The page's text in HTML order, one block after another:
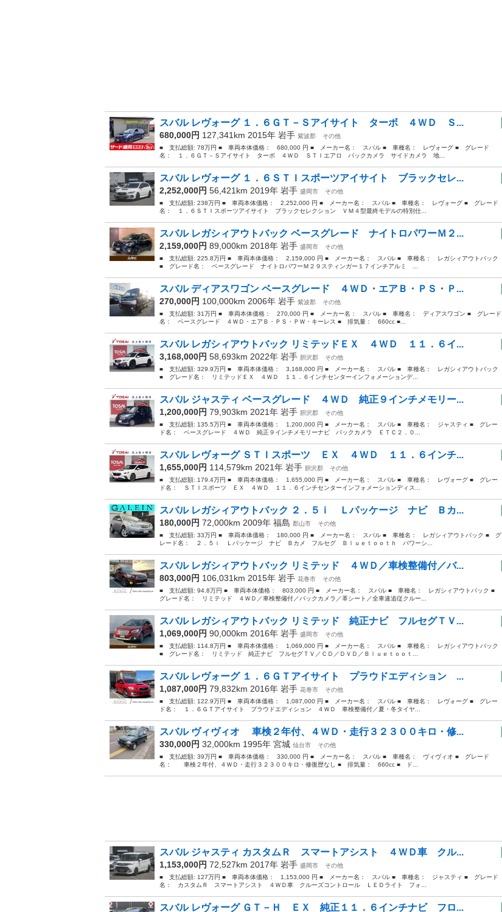
スバル レヴォーグ １．６ＧＴ－Ｓアイサイト ターボ ４ＷＤ Ｓ...
680,000円 127,341km 2015年 岩手 紫波郡
その他
■ 支払総額: 78万円 ■ 車両本体価格： 680,000 円 ■ メーカー名： スバル ■ 車種名： レヴォーグ ■ グレード
名： １．６ＧＴ－Ｓアイサイト ターボ ４ＷＤ ＳＴＩエアロ バックカメラ サイドカメラ 地...
スバル レヴォーグ １．６ＳＴＩスポーツアイサイト ブラックセレ...
2,252,000円 56,421km 2019年 岩手 盛岡市
その他
■ 支払総額: 238万円 ■ 車両本体価格： 2,252,000 円 ■ メーカー名： スバル ■ 車種名： レヴォーグ ■ グレード
名： １．６ＳＴＩスポーツアイサイト ブラックセレクション ＶＭ４型最終モデルの特別仕...
スバル レガシィアウトバック ベースグレード ナイトロパワーＭ２...
2,159,000円 89,000km 2018年 岩手 盛岡市
その他
■ 支払総額: 225.8万円 ■ 車両本体価格： 2,159,000 円 ■ メーカー名： スバル ■ 車種名： レガシィアウトバック
■ グレード名： ベースグレード ナイトロパワーＭ２９スティンガー１７インチアルミ ...
スバル ディアスワゴン ベースグレード ４ＷＤ・エアＢ・ＰＳ・Ｐ...
270,000円 100,000km 2006年 岩手 紫波郡
その他
■ 支払総額: 31万円 ■ 車両本体価格： 270,000 円 ■ メーカー名： スバル ■ 車種名： ディアスワゴン ■ グレード
名： ベースグレード ４ＷＤ・エアＢ・ＰＳ・ＰＷ・キーレス ■ 排気量： 660cc ■...
スバル レガシィアウトバック リミテッドＥＸ ４ＷＤ １１．６イ...
3,168,000円 58,693km 2022年 岩手 胆沢郡
その他
■ 支払総額: 329.9万円 ■ 車両本体価格： 3,168,000 円 ■ メーカー名： スバル ■ 車種名： レガシィアウトバック
■ グレード名： リミテッドＥＸ ４ＷＤ １１．６インチセンターインフォメーションデ...
スバル ジャスティ ベースグレード ４ＷＤ 純正９インチメモリー...
1,200,000円 79,903km 2021年 岩手 胆沢郡
その他
■ 支払総額: 135.5万円 ■ 車両本体価格： 1,200,000 円 ■ メーカー名： スバル ■ 車種名： ジャスティ ■ グレー
ド名： ベースグレード ４ＷＤ 純正９インチメモリーナビ バックカメラ ＥＴＣ２．０...
スバル レヴォーグ ＳＴＩスポーツ ＥＸ ４ＷＤ １１．６インチ...
1,655,000円 114,579km 2021年 岩手 胆沢郡
その他
■ 支払総額: 179.4万円 ■ 車両本体価格： 1,655,000 円 ■ メーカー名： スバル ■ 車種名： レヴォーグ ■ グレー
ド名： ＳＴＩスポーツ ＥＸ ４ＷＤ １１．６インチセンターインフォメーションディス...
スバル レガシィアウトバック ２．５ｉ Ｌパッケージ ナビ Ｂカ...
180,000円 72,000km 2009年 福島 郡山市
その他
■ 支払総額: 33万円 ■ 車両本体価格： 180,000 円 ■ メーカー名： スバル ■ 車種名： レガシィアウトバック ■ グ
レード名： ２．５ｉ Ｌパッケージ ナビ Ｂカメ フルセグ Ｂｌｕｅｔｏｏｔｈ パワーシ...
スバル レガシィアウトバック リミテッド ４ＷＤ／車検整備付／バ...
803,000円 106,031km 2015年 岩手 花巻市
その他
■ 支払総額: 94.8万円 ■ 車両本体価格： 803,000 円 ■ メーカー名： スバル ■ 車種名： レガシィアウトバック ■
グレード名： リミテッド ４ＷＤ／車検整備付／バックカメラ／革シート／全車速追従クルー...
スバル レガシィアウトバック リミテッド 純正ナビ フルセグＴＶ...
1,069,000円 90,000km 2016年 岩手 盛岡市
その他
■ 支払総額: 114.8万円 ■ 車両本体価格： 1,069,000 円 ■ メーカー名： スバル ■ 車種名： レガシィアウトバック
■ グレード名： リミテッド 純正ナビ フルセグＴＶ／ＣＤ／ＤＶＤ／Ｂｌｕｅｔｏｏｔ...
スバル レヴォーグ １．６ＧＴアイサイト プラウドエディション ...
1,087,000円 79,832km 2016年 岩手 花巻市
その他
■ 支払総額: 122.9万円 ■ 車両本体価格： 1,087,000 円 ■ メーカー名： スバル ■ 車種名： レヴォーグ ■ グレー
ド名： １．６ＧＴアイサイト プラウドエディション ４ＷＤ 車検整備付／夏・冬タイヤ...
スバル ヴィヴィオ 車検２年付、４ＷＤ・走行３２３００キロ・修...
330,000円 32,000km 1995年 宮城 仙台市
その他
■ 支払総額: 39万円 ■ 車両本体価格： 330,000 円 ■ メーカー名： スバル ■ 車種名： ヴィヴィオ ■ グレード
名： 車検２年付、４ＷＤ・走行３２３００キロ・修復歴なし ■ 排気量： 660cc ■ ド...
スバル ジャスティ カスタムＲ スマートアシスト ４ＷＤ車 クル...
1,153,000円 72,527km 2017年 岩手 盛岡市
その他
■ 支払総額: 127万円 ■ 車両本体価格： 1,153,000 円 ■ メーカー名： スバル ■ 車種名： ジャスティ ■ グレード
名： カスタムＲ スマートアシスト ４ＷＤ車 クルーズコントロール ＬＥＤライト フォ...
スバル レヴォーグ ＧＴ－Ｈ ＥＸ 純正１１．６インチナビ フロ...